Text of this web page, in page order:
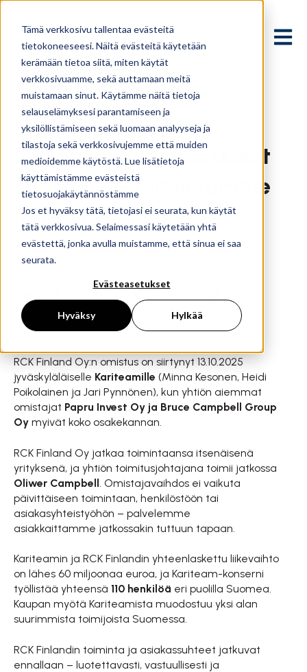
Tämä verkkosivu tallentaa evästeitä
tietokoneeseesi. Näitä evästeitä käytetään
kerämään tietoa siitä, miten käytät
verkkosivuamme, sekä auttamaan meitä
muistamaan sinut. Käytämme näitä tietoja
selauselämyksesi parantamiseen ja
yksilöllistämiseen sekä luomaan analyyseja ja
tilastoja sekä verkkosivujemme että muiden
medioidemme käytöstä. Lue lisätietoja
käyttämistämme evästeistä
tietosuojakäytännöstämme
Jos et hyväksy tätä, tietojasi ei seurata, kun käytät
tätä verkkosivua. Selaimessasi käytetään yhtä
evästettä, jonka avulla muistamme, että sinua ei saa
seurata.
Evästeasetukset
Hyväksy Hylkää
Avaa
Oct 14, 2025, 9:43:53 AM
RCK Finland Oy saa uudet
omistajat – toimintamme
jatkuu ennallaan
RCK Finland
RCK Finland Oy:n omistus on siirtynyt 13.10.2025
jyväskyläläiselle Kariteamille (Minna Kesonen, Heidi
Poikolainen ja Jari Pynnönen), kun yhtiön aiemmat
omistajat Papru Invest Oy ja Bruce Campbell Group
Oy myivät koko osakekannan.
RCK Finland Oy jatkaa toimintaansa itsenäisenä
yrityksenä, ja yhtiön toimitusjohtajana toimii jatkossa
Oliwer Campbell . Omistajavaihdos ei vaikuta
päivittäiseen toimintaan, henkilöstöön tai
asiakasyhteistyöhön – palvelemme
asiakkaittamme jatkossakin tuttuun tapaan.
Kariteamin ja RCK Finlandin yhteenlaskettu liikevaihto
on lähes 60 miljoonaa euroa, ja Kariteam-konserni
työllistää yhteensä 110 henkilöä eri puolilla Suomea.
Kaupan myötä Kariteamista muodostuu yksi alan
suurimmista toimijoista Suomessa.
RCK Finlandin toiminta ja asiakassuhteet jatkuvat
ennallaan – luotettavasti, vastuullisesti ja